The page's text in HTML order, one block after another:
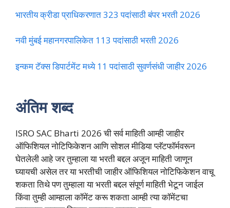
भारतीय क्रीडा प्राधिकरणात 323 पदांसाठी बंपर भरती 2026
नवी मुंबई महानगरपालिकेत 113 पदांसाठी भरती 2026
इन्कम टॅक्स डिपार्टमेंट मध्ये 11 पदांसाठी सुवर्णसंधी जाहीर 2026
अंतिम शब्द
ISRO SAC Bharti 2026 ची सर्व माहिती आम्ही जाहीर
ऑफिशियल नोटिफिकेशन आणि सोशल मीडिया प्लॅटफॉर्मवरून
घेतलेली आहे जर तुम्हाला या भरती बद्दल अजून माहिती जाणून
घ्यायची असेल तर या भरतीची जाहीर ऑफिशियल नोटिफिकेशन वाचू
शकता तिथे पण तुम्हाला या भरती बद्दल संपूर्ण माहिती भेटून जाईल
किंवा तुम्ही आम्हाला कॉमेंट करू शकता आम्ही त्या कॉमेंटचा